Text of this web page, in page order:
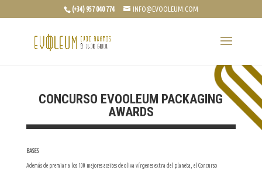
(+34) 957 040 774 INFO@EVOOLEUM.COM
CONCURSO EVOOLEUM PACKAGING
AWARDS
BASES
Además de premiar a los 100 mejores aceites de oliva vírgenes extra del planeta, el Concurso